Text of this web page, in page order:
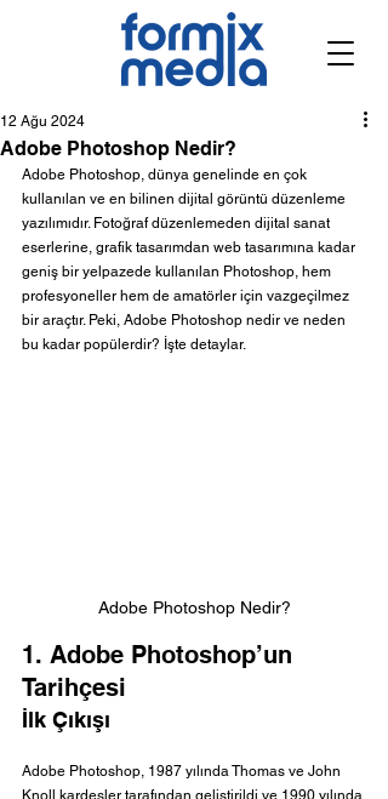
Adobe Photoshop Nedir?
12 Ağu 2024
Adobe Photoshop, dünya genelinde en çok
kullanılan ve en bilinen dijital görüntü düzenleme
yazılımıdır. Fotoğraf düzenlemeden dijital sanat
eserlerine, grafik tasarımdan web tasarımına kadar
geniş bir yelpazede kullanılan Photoshop, hem
profesyoneller hem de amatörler için vazgeçilmez
bir araçtır. Peki, Adobe Photoshop nedir ve neden
bu kadar popülerdir? İşte detaylar.
Adobe Photoshop Nedir?
1. Adobe Photoshop’un
Tarihçesi
İlk Çıkışı
Adobe Photoshop, 1987 yılında Thomas ve John
Knoll kardeşler tarafından geliştirildi ve 1990 yılında